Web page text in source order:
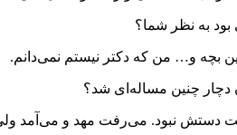
به نظر شما؟
بچه و… من که دکتر نیستم نمی‌دانم.
چنین مساله‌ای شد؟
دستش نبود. می‌رفت مهد و می‌آمد